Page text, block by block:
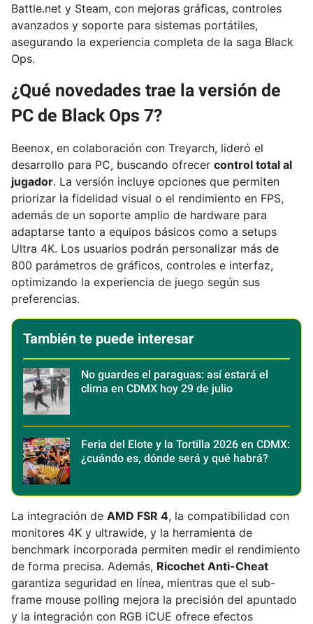
Battle.net y Steam, con mejoras gráficas, controles
avanzados y soporte para sistemas portátiles,
asegurando la experiencia completa de la saga Black
Ops.
¿Qué novedades trae la versión de
PC de Black Ops 7?
Beenox, en colaboración con Treyarch, lideró el
desarrollo para PC, buscando ofrecer control total al
jugador. La versión incluye opciones que permiten
priorizar la fidelidad visual o el rendimiento en FPS,
además de un soporte amplio de hardware para
adaptarse tanto a equipos básicos como a setups
Ultra 4K. Los usuarios podrán personalizar más de
800 parámetros de gráficos, controles e interfaz,
optimizando la experiencia de juego según sus
preferencias.
También te puede interesar
No guardes el paraguas: así estará el
clima en CDMX hoy 29 de julio
Feria del Elote y la Tortilla 2026 en CDMX:
¿cuándo es, dónde será y qué habrá?
La integración de AMD FSR 4, la compatibilidad con
monitores 4K y ultrawide, y la herramienta de
benchmark incorporada permiten medir el rendimiento
de forma precisa. Además, Ricochet Anti-Cheat
garantiza seguridad en línea, mientras que el sub-
frame mouse polling mejora la precisión del apuntado
y la integración con RGB iCUE ofrece efectos